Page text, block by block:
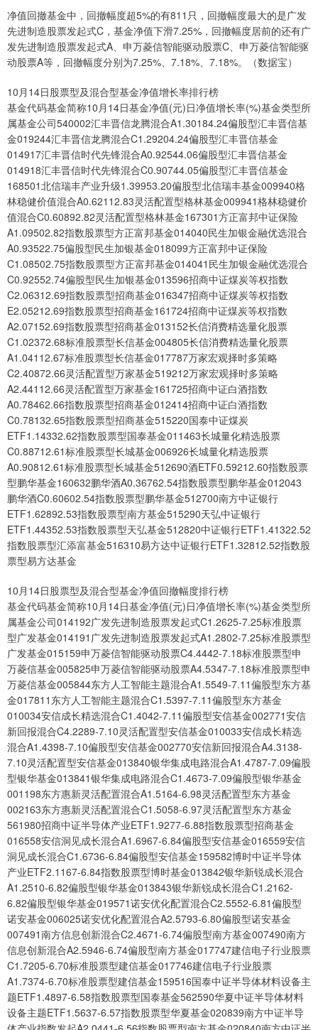
净值回撤基金中，回撤幅度超5%的有811只，回撤幅度最大的是广发
先进制造股票发起式C，基金净值下滑7.25%，回撤幅度居前的还有广
发先进制造股票发起式A、申万菱信智能驱动股票C、申万菱信智能驱
动股票A等，回撤幅度分别为7.25%、7.18%、7.18%。（数据宝）
10月14日股票型及混合型基金净值增长率排行榜
基金代码基金简称10月14日基金净值(元)日净值增长率(%)基金类型所
属基金公司540002汇丰晋信龙腾混合A1.30184.24偏股型汇丰晋信基
金019244汇丰晋信龙腾混合C1.29204.24偏股型汇丰晋信基金
014917汇丰晋信时代先锋混合A0.92544.06偏股型汇丰晋信基金
014918汇丰晋信时代先锋混合C0.90744.05偏股型汇丰晋信基金
168501北信瑞丰产业升级1.39953.20偏股型北信瑞丰基金009940格
林稳健价值混合A0.62112.83灵活配置型格林基金009941格林稳健价
值混合C0.60892.82灵活配置型格林基金167301方正富邦中证保险
A1.09502.82指数股票型方正富邦基金014040民生加银金融优选混合
A0.93522.75偏股型民生加银基金018099方正富邦中证保险
C1.08502.75指数股票型方正富邦基金014041民生加银金融优选混合
C0.92552.74偏股型民生加银基金013596招商中证煤炭等权指数
C2.06312.69指数股票型招商基金016347招商中证煤炭等权指数
E2.05212.69指数股票型招商基金161724招商中证煤炭等权指数
A2.07152.69指数股票型招商基金013152长信消费精选量化股票
C1.02372.68标准股票型长信基金004805长信消费精选量化股票
A1.04112.67标准股票型长信基金017787万家宏观择时多策略
C2.40872.66灵活配置型万家基金519212万家宏观择时多策略
A2.44112.66灵活配置型万家基金161725招商中证白酒指数
A0.78462.66指数股票型招商基金012414招商中证白酒指数
C0.78132.65指数股票型招商基金515220国泰中证煤炭
ETF1.14332.62指数股票型国泰基金011463长城量化精选股票
C0.88712.61标准股票型长城基金006926长城量化精选股票
A0.90812.61标准股票型长城基金512690酒ETF0.59212.60指数股票
型鹏华基金160632鹏华酒A0.36762.54指数股票型鹏华基金012043
鹏华酒C0.60602.54指数股票型鹏华基金512700南方中证银行
ETF1.62892.53指数股票型南方基金515290天弘中证银行
ETF1.44352.53指数股票型天弘基金512820中证银行ETF1.41322.52
指数股票型汇添富基金516310易方达中证银行ETF1.32812.52指数股
票型易方达基金
10月14日股票型及混合型基金净值回撤幅度排行榜
基金代码基金简称10月14日基金净值(元)日净值增长率(%)基金类型所
属基金公司014192广发先进制造股票发起式C1.2625-7.25标准股票
型广发基金014191广发先进制造股票发起式A1.2802-7.25标准股票型
广发基金015159申万菱信智能驱动股票C4.4442-7.18标准股票型申
万菱信基金005825申万菱信智能驱动股票A4.5347-7.18标准股票型申
万菱信基金005844东方人工智能主题混合A1.5549-7.11偏股型东方基
金017811东方人工智能主题混合C1.5397-7.11偏股型东方基金
010034安信成长精选混合C1.4042-7.11偏股型安信基金002771安信
新回报混合C4.2289-7.10灵活配置型安信基金010033安信成长精选
混合A1.4398-7.10偏股型安信基金002770安信新回报混合A4.3138-
7.10灵活配置型安信基金013840银华集成电路混合A1.4787-7.09偏股
型银华基金013841银华集成电路混合C1.4673-7.09偏股型银华基金
001198东方惠新灵活配置混合A1.5164-6.98灵活配置型东方基金
002163东方惠新灵活配置混合C1.5058-6.97灵活配置型东方基金
561980招商中证半导体产业ETF1.9277-6.88指数股票型招商基金
016558安信洞见成长混合A1.6967-6.84偏股型安信基金016559安信
洞见成长混合C1.6736-6.84偏股型安信基金159582博时中证半导体
产业ETF2.1167-6.84指数股票型博时基金013842银华新锐成长混合
A1.2510-6.82偏股型银华基金013843银华新锐成长混合C1.2162-
6.82偏股型银华基金019571诺安优化配置混合C2.5552-6.81偏股型
诺安基金006025诺安优化配置混合A2.5793-6.80偏股型诺安基金
007491南方信息创新混合C2.4671-6.74偏股型南方基金007490南方
信息创新混合A2.5946-6.74偏股型南方基金017747建信电子行业股票
C1.7205-6.70标准股票型建信基金017746建信电子行业股票
A1.7374-6.70标准股票型建信基金159516国泰中证半导体材料设备主
题ETF1.4897-6.58指数股票型国泰基金562590华夏中证半导体材料
设备主题ETF1.5637-6.57指数股票型华夏基金020839南方中证半导